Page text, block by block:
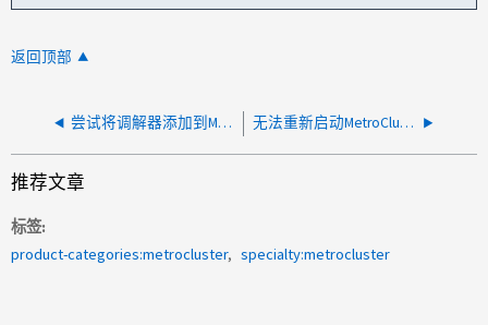
返回顶部
尝试将调解器添加到MetroCluster系统时、出现"无法访问调解器"错误 无法重新启动MetroCluster IP中的节点(启动顺序)
推荐文章
标签
product-categories:metrocluster
specialty:metrocluster